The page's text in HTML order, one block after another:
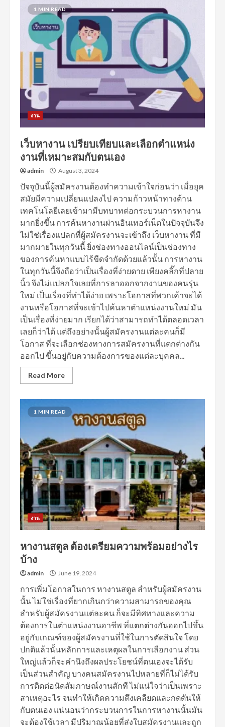
1 MIN READ
งาน
เว็บหางาน เปรียบเทียบและเลือกตำแหน่ง
งานที่เหมาะสมกับตนเอง
admin August 3, 2024
ปัจจุบันนี้ผู้สมัครงานต้องทำความเข้าใจก่อนว่า เมื่อยุค
สมัยมีความเปลี่ยนแปลงไป ความก้าวหน้าทางด้าน
เทคโนโลยีเลยเข้ามามีบทบาทต่อกระบวนการหางาน
มากยิ่งขึ้น การค้นหางานผ่านอินเทอร์เน็ตในปัจจุบันจึง
ไม่ใช่เรื่องแปลกที่ผู้สมัครงานจะเข้าถึง เว็บหางาน ที่มี
มากมายในทุกวันนี้ ยิ่งช่องทางออนไลน์เป็นช่องทาง
ของการค้นหาแบบไร้ขีดจำกัดด้วยแล้วนั้น การหางาน
ในทุกวันนี้จึงถือว่าเป็นเรื่องที่ง่ายดาย เพียงคลิ๊กที่ปลาย
นิ้ว จึงไม่แปลกใจเลยที่การลาออกจากงานของคนรุ่น
ใหม่ เป็นเรื่องที่ทำได้ง่าย เพราะโอกาสที่พวกเค้าจะได้
งานหรือโอกาสที่จะเข้าไปค้นหาตำแหน่งงานใหม่ มัน
เป็นเรื่องที่ง่ายมาก เรียกได้ว่าสามารถทำได้ตลอดเวลา
เลยก็ว่าได้ แต่ถึงอย่างนั้นผู้สมัครงานแต่ละคนก็มี
โอกาส ที่จะเลือกช่องทางการสมัครงานที่แตกต่างกัน
ออกไป ขึ้นอยู่กับความต้องการของแต่ละบุคคล...
Read More
1 MIN READ
งาน
หางานสตูล ต้องเตรียมความพร้อมอย่างไร
บ้าง
admin June 19, 2024
การเพิ่มโอกาสในการ หางานสตูล สำหรับผู้สมัครงาน
นั้น ไม่ใช่เรื่องที่ยากเกินกว่าความสามารถของคุณ
สำหรับผู้สมัครงานแต่ละคน ก็จะมีทิศทางและความ
ต้องการในตำแหน่งงานอาชีพ ที่แตกต่างกันออกไปขึ้น
อยู่กับเกณฑ์ของผู้สมัครงานที่ใช้ในการตัดสินใจ โดย
ปกติแล้วนั้นหลักการและเหตุผลในการเลือกงาน ส่วน
ใหญ่แล้วก็จะคำนึงถึงผลประโยชน์ที่ตนเองจะได้รับ
เป็นส่วนสำคัญ บางคนสมัครงานไปหลายที่ก็ไม่ได้รับ
การติดต่อนัดสัมภาษณ์งานสักที ไม่แน่ใจว่าเป็นเพราะ
สาเหตุอะไร จนทำให้เกิดความตึงเคลียดและกดดันให้
กับตนเอง แน่นอนว่ากระบวนการในการหางานนั้นมัน
จะต้องใช้เวลา มีปริมาณน้อยที่ส่งใบสมัครงานและถูก